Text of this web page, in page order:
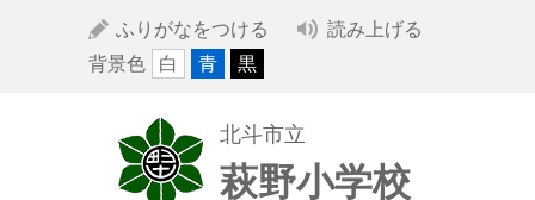
ふりがなをつける
読み上げる
背景色
白 青 黒
北斗市立
萩野小学校